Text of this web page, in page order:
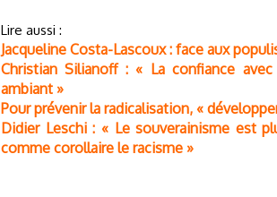
Lire aussi :
Jacqueline Costa-Lascoux : face aux
Christian Silianoff : « La confiance
ambiant »
Pour prévenir la radicalisation, «
Didier Leschi : « Le souverainisme est
comme corollaire le racisme »